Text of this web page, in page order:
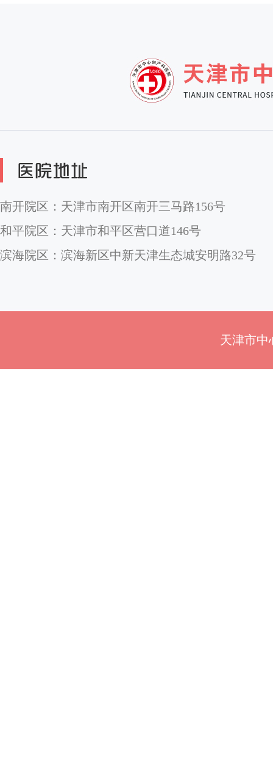
南开院区：天津市南开区南开三马路156号
和平院区：天津市和平区营口道146号
滨海院区：滨海新区中新天津生态城安明路32号
天津市中